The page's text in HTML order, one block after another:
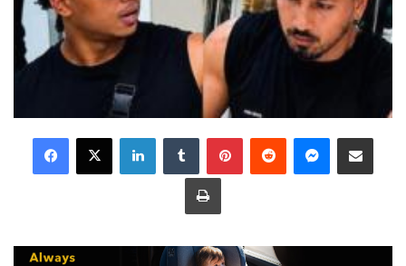
LinkedInTumblr PinterestReddit Messenger
Share via Email
Print